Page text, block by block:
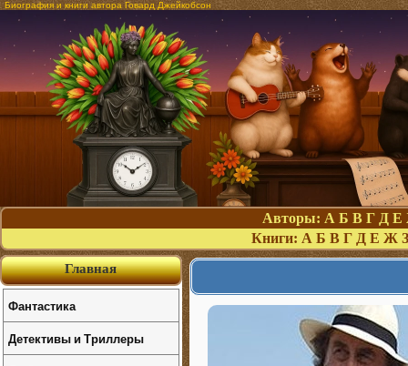
Биография и книги автора Говард Джейкобсон
Авторы: А Б В Г Д Е
Книги: А Б В Г Д Е Ж З
Главная
Фантастика
Детективы и Триллеры